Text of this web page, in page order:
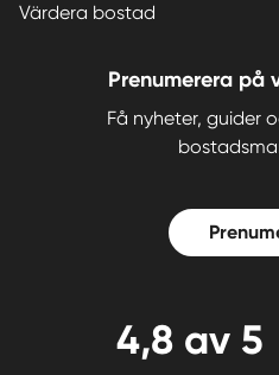
Värdera bostad
Prenumerera på
Få nyheter, guider
4,8 av 5